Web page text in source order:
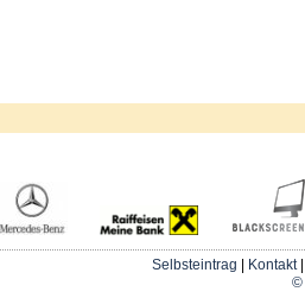
Selbsteintrag Kontakt
©